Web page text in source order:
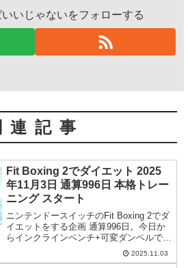
いじゃないをフォローする
連記事
Fit Boxing 2でダイエット 2025
年11月3日 通算996日 本格トレー
ニング スタート
ニンテンドースイッチのFit Boxing 2でダ
イエットをする企画 通算996日。今日か
らインクラインベンチ+可変ダンベルで本
2025.11.03